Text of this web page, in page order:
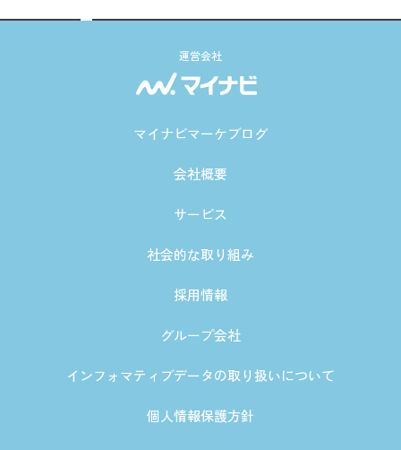
運営会社
マイナビマーケブログ
会社概要
サービス
社会的な取り組み
採用情報
グループ会社
インフォマティブデータの取り扱いについて
個人情報保護方針